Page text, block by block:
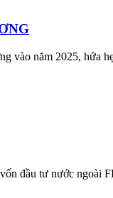
năm 2025, hứa
đầu tư nước